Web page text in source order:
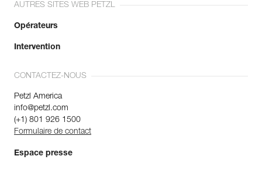
AUTRES SITES WEB PETZL
Opérateurs
Intervention
CONTACTEZ-NOUS
Petzl America
info@petzl.com
(+1) 801 926 1500
Formulaire de contact
Espace presse